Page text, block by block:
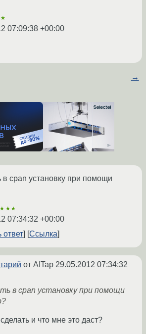
★
07:09:38 +00:00
→
в cpan установку при помощи
07:34:32 +00:00
ответ
Ссылка
от AITap 29.05.2012 07:34:32
в cpan установку при помощи
и что мне это даст?